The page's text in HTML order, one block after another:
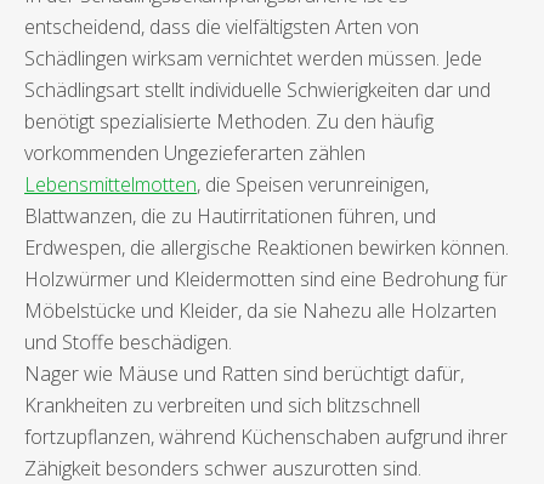
entscheidend, dass die vielfältigsten Arten von
Schädlingen wirksam vernichtet werden müssen. Jede
Schädlingsart stellt individuelle Schwierigkeiten dar und
benötigt spezialisierte Methoden. Zu den häufig
vorkommenden Ungezieferarten zählen
Lebensmittelmotten, die Speisen verunreinigen,
Blattwanzen, die zu Hautirritationen führen, und
Erdwespen, die allergische Reaktionen bewirken können.
Holzwürmer und Kleidermotten sind eine Bedrohung für
Möbelstücke und Kleider, da sie Nahezu alle Holzarten
und Stoffe beschädigen.
Nager wie Mäuse und Ratten sind berüchtigt dafür,
Krankheiten zu verbreiten und sich blitzschnell
fortzupflanzen, während Küchenschaben aufgrund ihrer
Zähigkeit besonders schwer auszurotten sind.